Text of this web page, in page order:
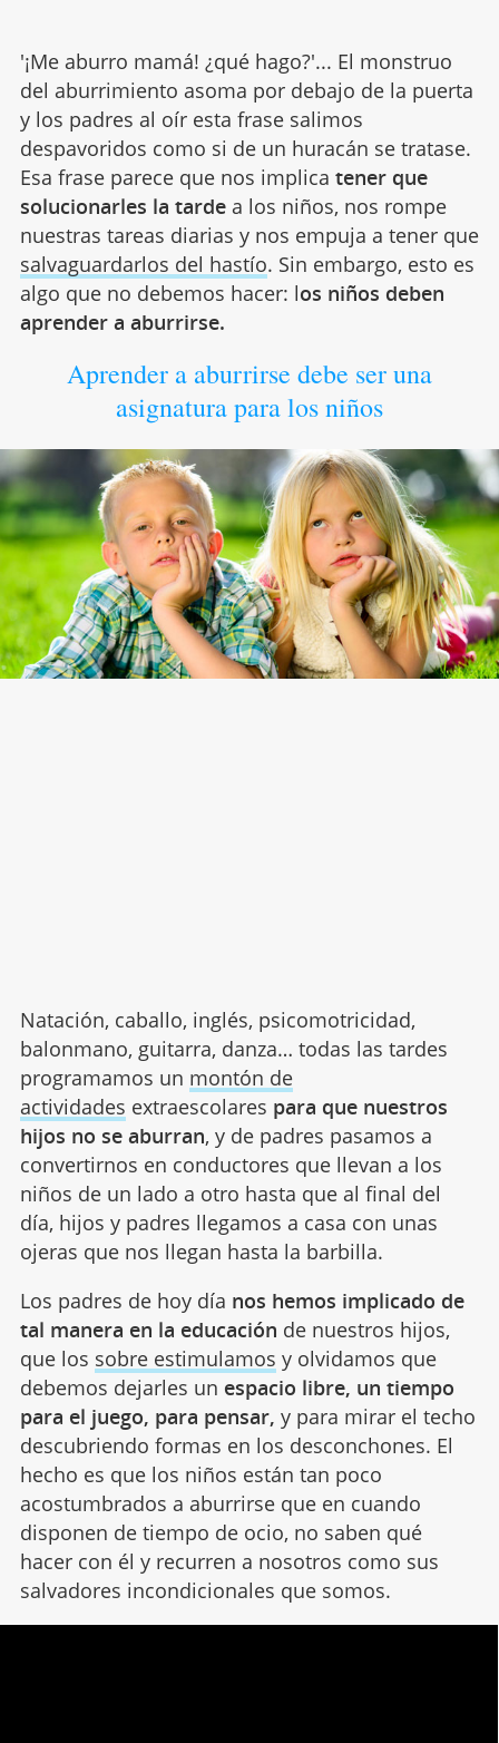
'¡Me aburro mamá! ¿qué hago?'... El monstruo
del aburrimiento asoma por debajo de la puerta
y los padres al oír esta frase salimos
despavoridos como si de un huracán se tratase.
Esa frase parece que nos implica tener que
solucionarles la tardea los niños, nos rompe
nuestras tareas diarias y nos empuja a tener que
salvaguardarlos del hastío. Sin embargo, esto es
algo que no debemos hacer: los niños deben
aprender a aburrirse.
Aprender a aburrirse debe ser una
asignatura para los niños
Natación, caballo, inglés, psicomotricidad,
balonmano, guitarra, danza… todas las tardes
programamos un montón de
actividades extraescolares para que nuestros
hijos no se aburran, y de padres pasamos a
convertirnos en conductores que llevan a los
niños de un lado a otro hasta que al final del
día, hijos y padres llegamos a casa con unas
ojeras que nos llegan hasta la barbilla.
Los padres de hoy día nos hemos implicado de
tal manera en la educación de nuestros hijos,
que los sobre estimulamos y olvidamos que
debemos dejarles un espacio libre, un tiempo
para el juego, para pensar, y para mirar el techo
descubriendo formas en los desconchones. El
hecho es que los niños están tan poco
acostumbrados a aburrirse que en cuando
disponen de tiempo de ocio, no saben qué
hacer con él y recurren a nosotros como sus
salvadores incondicionales que somos.